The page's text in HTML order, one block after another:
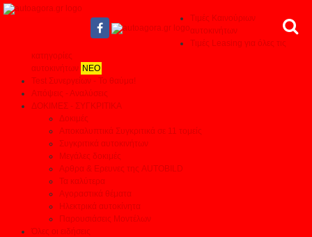
Τιμές Καινούριων
αυτοκινήτων
Τιμές Leasing για όλες τις
κατηγορίες
αυτοκινήτων ΝΕΟ
Test Συνεργείων - Το θαύμα!
Απόψεις - Αναλύσεις
ΔΟΚΙΜΕΣ - ΣΥΓΚΡΙΤΙΚΑ
Δοκιμές
Αποκαλυπτικά Συγκριτικά σε 11 τομείς
Συγκριτικά αυτοκινήτων
Μεγάλες δοκιμές
Αρθρα & Ερευνες της AUTOBILD
Τα καλύτερα
Αγοραστικά θέματα
Ηλεκτρικά αυτοκίνητα
Παρουσιάσεις Μοντέλων
Όλες οι ειδήσεις